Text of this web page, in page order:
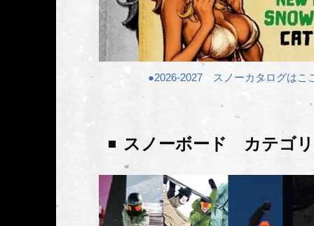
●2026-2027 スノーカタログはこ
スノーボード カテゴ